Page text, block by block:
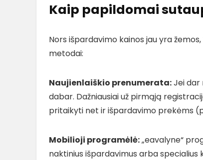
Kaip papildomai
Nors išpardavimo kainos jau yra
metodai:
Naujienlaiškio prenumerata:Jei dar
dabar. Dažniausiai už pirmąją
pritaikyti net ir išpardavimo prekėms
Mobilioji programėlė:„eavalyne“
naktinius išpardavimus arba specialius